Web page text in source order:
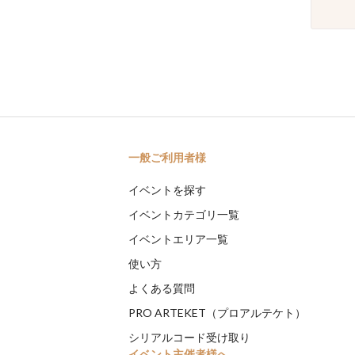
一般ご利用者様
イベントを探す
イベントカテゴリ一覧
イベントエリア一覧
使い方
よくある質問
PRO ARTEKET（プロアルテケト）
シリアルコード受け取り